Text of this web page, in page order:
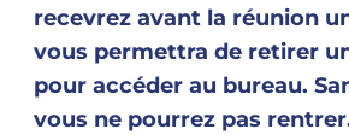
recevrez avant la réunion
vous permettra de retirer
pour accéder au bureau.
vous ne pourrez pas